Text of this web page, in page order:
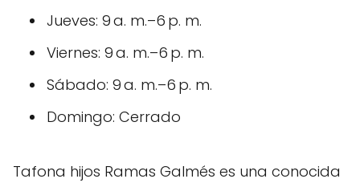
Jueves: 9 a. m.–6 p. m.
Viernes: 9 a. m.–6 p. m.
Sábado: 9 a. m.–6 p. m.
Domingo: Cerrado
Tafona hijos Ramas Galmés es una conocida